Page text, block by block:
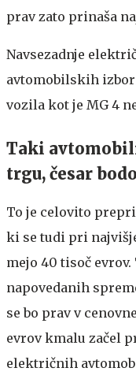
prav zato prinaša
Navsezadnje
avtomobilskih
vozila kot je MG 4
Taki
trgu, česar
To je celovito
ki se tudi pri
mejo 40 tisoč
napovedanih
se bo prav v
evrov kmalu začel
električnih